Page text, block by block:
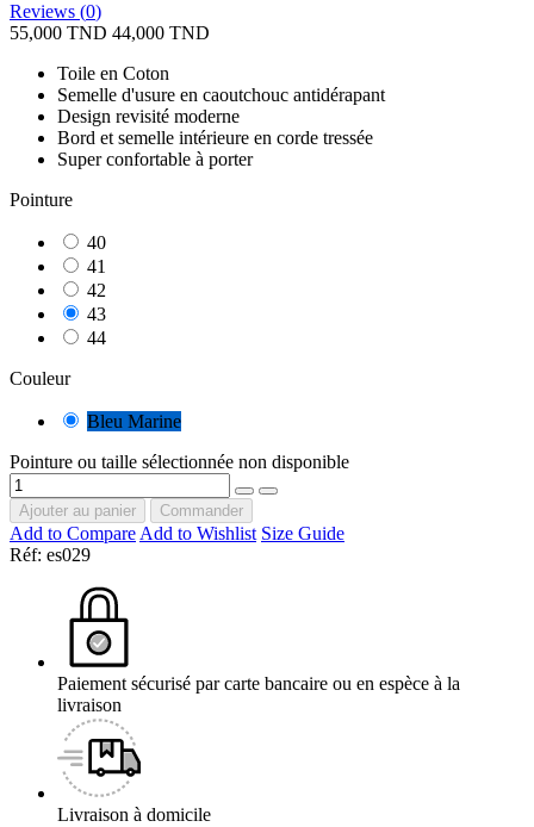
Reviews (0)
55,000 TND 44,000 TND
Toile en Coton
Semelle d'usure en caoutchouc antidérapant
Design revisité moderne
Bord et semelle intérieure en corde tressée
Super confortable à porter
Pointure
40
41
42
43
44
Couleur
Bleu Marine
Pointure ou taille sélectionnée non disponible
Ajouter au panier Commander
Add to CompareAdd to Wishlist Size Guide
Réf: es029
Paiement sécurisé par carte bancaire ou en espèce à la
livraison
Livraison à domicile